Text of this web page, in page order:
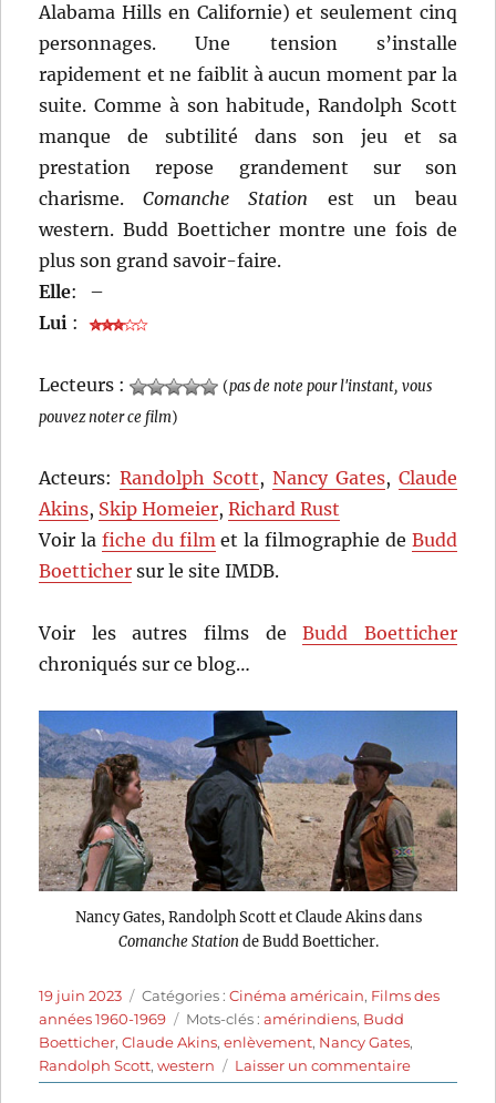
Alabama Hills en Californie) et seulement cinq
personnages. Une tension s’installe
rapidement et ne faiblit à aucun moment par la
suite. Comme à son habitude, Randolph Scott
manque de subtilité dans son jeu et sa
prestation repose grandement sur son
charisme.Comanche Station est un beau
western. Budd Boetticher montre une fois de
plus son grand savoir-faire.
Elle:
–
Lui :
Lecteurs : (pas de note pour l'instant, vous
pouvez noter ce film)
Acteurs:Randolph Scott, Nancy Gates, Claude
Akins, Skip Homeier,Richard Rust
Voir la fiche du filmet la filmographie de Budd
Boetticher sur le site IMDB.
Voir les autres films deBudd Boetticher
chroniqués sur ce blog…
Nancy Gates, Randolph Scott et Claude Akins dans
Comanche Station de Budd Boetticher.
Publié
le
19 juin 2023 Catégories
Catégories :Cinéma américain, Films des
années 1960-1969
Étiquettes
Mots-clés :amérindiens, Budd
Boetticher,Claude Akins,enlèvement, Nancy Gates,
Randolph Scott,western Laisser un commentairesur
Comanche